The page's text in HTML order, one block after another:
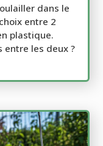
dans le
entre 2
plastique.
entre les deux ?